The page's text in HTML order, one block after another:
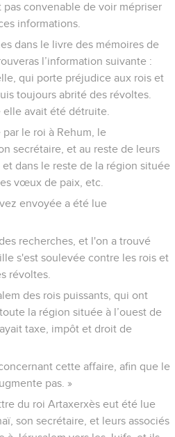
convenable de voir mépriser
informations.
dans le livre des mémoires de
l’information suivante :
qui porte préjudice aux rois et
toujours abrité des révoltes.
avait été détruite.
le roi à Rehum, le
secrétaire, et au reste de leurs
et dans le reste de la région située
vœux de paix, etc.
envoyée a été lue
recherches, et l'on a trouvé
s'est soulevée contre les rois et
révoltes.
des rois puissants, qui ont
la région située à l’ouest de
taxe, impôt et droit de
cette affaire, afin que le
pas. »
du roi Artaxerxès eut été lue
son secrétaire, et leurs associés